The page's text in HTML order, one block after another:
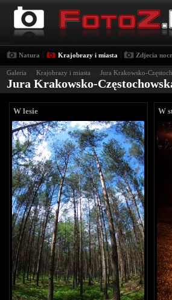
Natura Krajobrazy i miasta Zdjecia
Galeria › Krajobrazy i miasta › Jura Krakowsko-
Jura Krakowsko-
W lesie W